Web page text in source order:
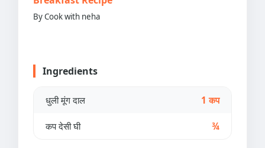
By Cook with neha
Ingredients
धुली मूंग दाल 1 कप
कप देसी घी ¾